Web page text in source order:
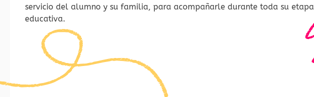
servicio del alumno y su familia, para acompañarle durante toda su etapa
educativa.